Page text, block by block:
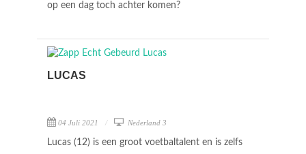
op een dag toch achter komen?
LUCAS
04 Juli 2021 Nederland 3
Lucas (12) is een groot voetbaltalent en is zelfs